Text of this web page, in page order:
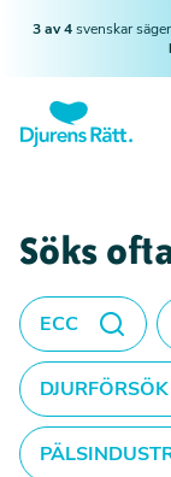
3 av 4svenskar
Söks
ECC
DJURFÖRSÖK